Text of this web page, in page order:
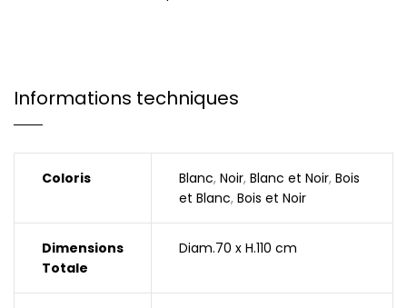
Informations techniques
Coloris Blanc, Noir, Blanc et Noir, Bois
et Blanc, Bois et Noir
Dimensions
Totale
Diam.70 x H.110 cm